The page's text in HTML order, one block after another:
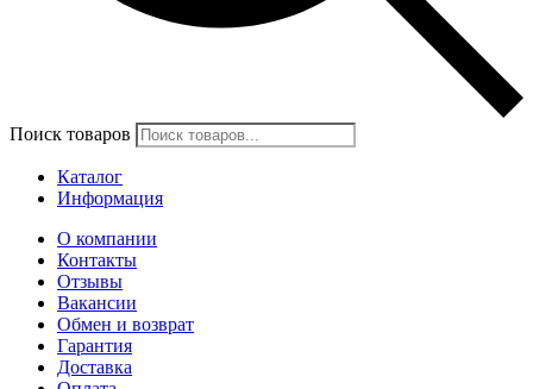
Поиск товаров
Каталог
Информация
О компании
Контакты
Отзывы
Вакансии
Обмен и возврат
Гарантия
Доставка